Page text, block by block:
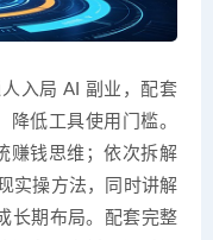
入局 AI 副业，配套
低工具使用门槛。
赚钱思维；依次拆解
实操方法，同时讲解
长期布局。配套完整